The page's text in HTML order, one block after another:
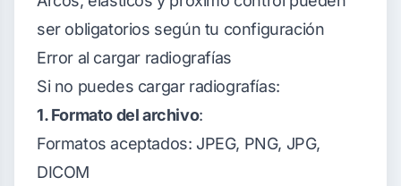
ser obligatorios según tu configuración
Error al cargar radiografías
Si no puedes cargar radiografías:
1. Formato del archivo:
Formatos aceptados: JPEG, PNG, JPG,
DICOM